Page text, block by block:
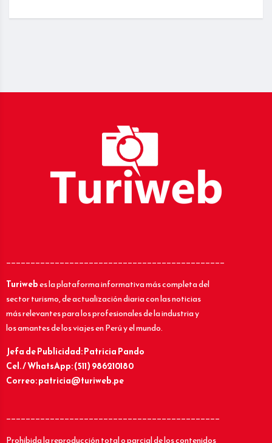
_____________________________________________
Turiwebes la plataforma informativa más completa del
sector turismo, de actualización diaria con las noticias
más relevantes para los profesionales de la industria y
los amantes de los viajes en Perú y el mundo.
Jefa de Publicidad: Patricia Pando
Cel. / WhatsApp: (511) 986210180
Correo: patricia@turiweb.pe
____________________________________________
Prohibida la reproducción total o parcial de los contenidos